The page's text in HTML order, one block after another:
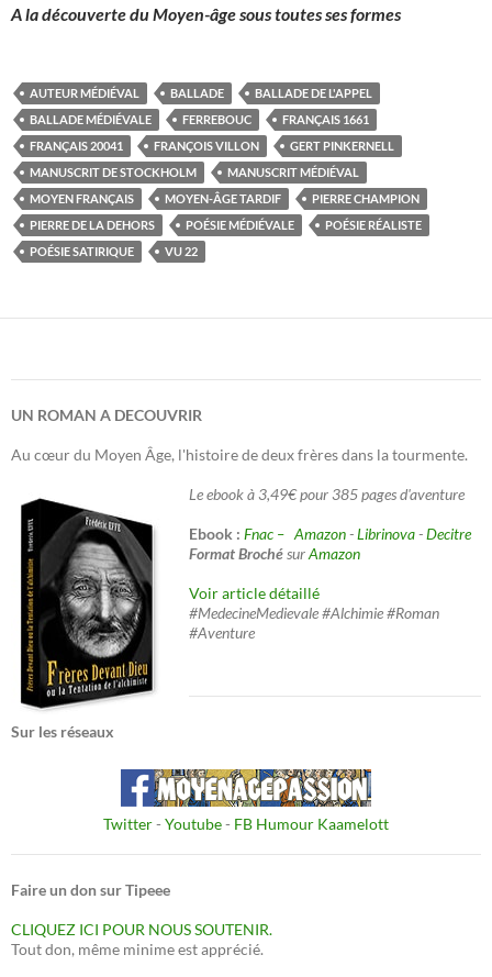
A la découverte du Moyen-âge sous toutes ses formes
AUTEUR MÉDIÉVAL BALLADE
BALLADE DE L'APPEL
BALLADE MÉDIÉVALE
FERREBOUC
FRANÇAIS 1661
FRANÇAIS 20041
FRANÇOIS VILLON
GERT PINKERNELL
MANUSCRIT DE STOCKHOLM
MANUSCRIT MÉDIÉVAL
MOYEN FRANÇAIS
MOYEN-ÂGE TARDIF
PIERRE CHAMPION
PIERRE DE LA DEHORS
POÉSIE MÉDIÉVALE
POÉSIE RÉALISTE
POÉSIE SATIRIQUE
VU 22
UN ROMAN A DECOUVRIR
Au cœur du Moyen Âge, l'histoire de deux frères dans la tourmente.
Le ebook à 3,49€ pour 385 pages d'aventure
Ebook : Fnac – Amazon-Librinova-Decitre
Format BrochésurAmazon
Voir article détaillé
#MedecineMedievale #Alchimie #Roman
#Aventure
Sur les réseaux
Twitter- Youtube- FB Humour Kaamelott
Faire un don sur Tipeee
CLIQUEZ ICI POUR NOUS SOUTENIR.
Tout don, même minime est apprécié.